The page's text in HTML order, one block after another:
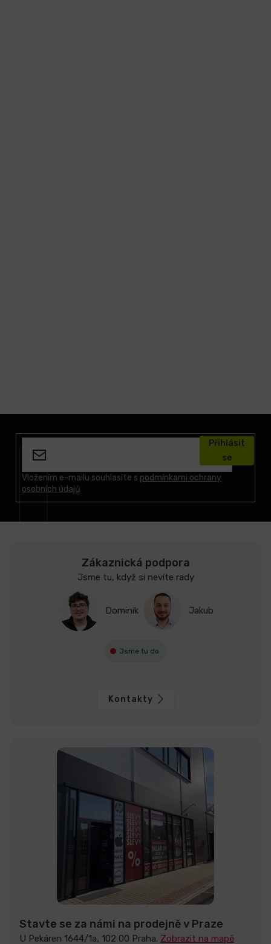
Vložením e-mailu souhlasíte s podmínkami ochrany
osobních údajů
Přihlásit
se
Zákaznická podpora
Jsme tu, když si nevíte rady
Dominik Jakub
Jsme tu do
Kontakty
Stavte se za námi na prodejně v Praze
U Pekáren 1644/1a, 102 00 Praha. Zobrazit na mapě